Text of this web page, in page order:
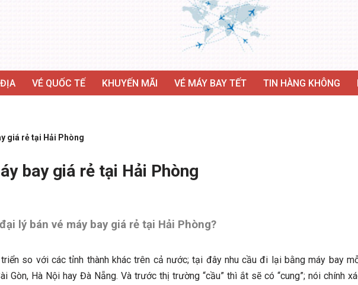
VÉ QUỐC TẾ KHUYẾN MÃI VÉ MÁY BAY TẾT TIN HÀNG KHÔNG
giá rẻ tại Hải Phòng
bay giá rẻ tại Hải Phòng
lý bán vé máy bay giá rẻ tại Hải Phòng?
so với các tỉnh thành khác trên cả nước; tại đây nhu cầu đi lại bằng máy bay
Gòn, Hà Nội hay Đà Nẵng. Và trước thị trường “cầu” thì ắt sẽ có “cung”; nói chính